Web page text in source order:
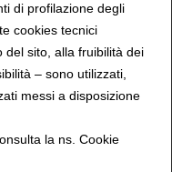
di profilazione degli
cookies tecnici
del sito, alla fruibilità dei
– sono utilizzati,
messi a disposizione
la ns. Cookie